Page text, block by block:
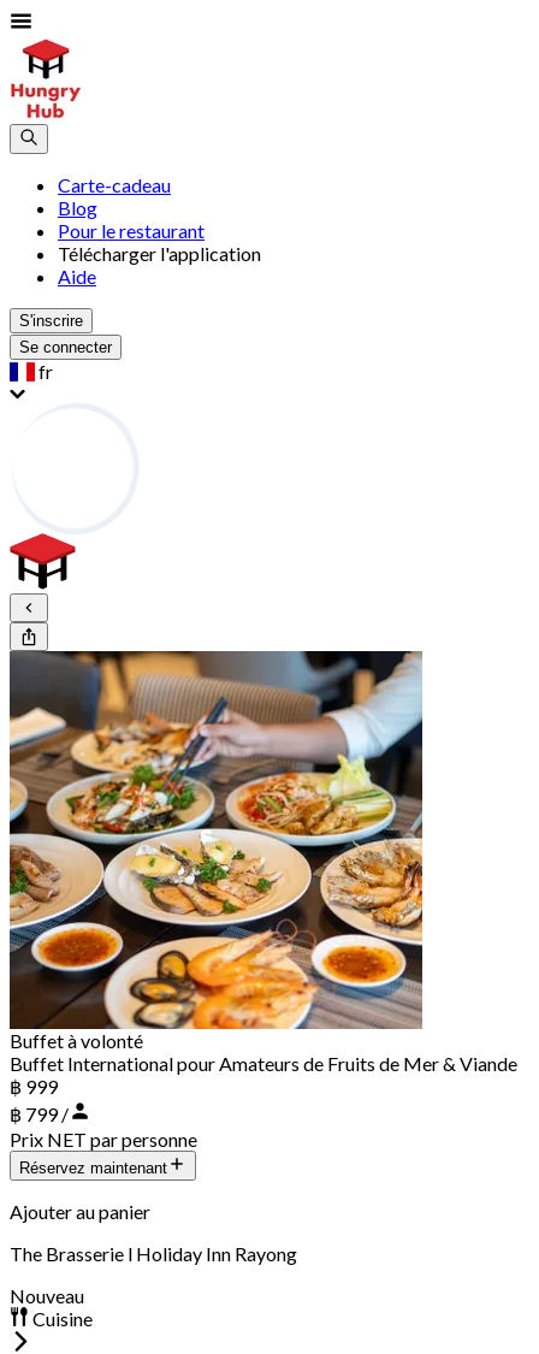
Carte-cadeau
Blog
Pour le restaurant
Télécharger l'application
Aide
S'inscrire
Se connecter
fr
Buffet à volonté
Buffet International pour Amateurs de Fruits de Mer & Viande
฿ 999
฿ 799 /
Prix NET par personne
Réservez maintenant
Ajouter au panier
The Brasserie l Holiday Inn Rayong
Nouveau
Cuisine